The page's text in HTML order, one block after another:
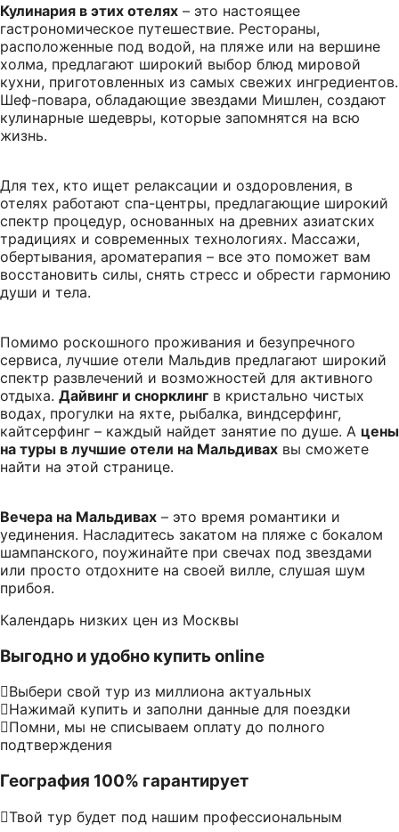
Кулинария в этих отелях – это настоящее
гастрономическое путешествие. Рестораны,
расположенные под водой, на пляже или на вершине
холма, предлагают широкий выбор блюд мировой
кухни, приготовленных из самых свежих ингредиентов.
Шеф-повара, обладающие звездами Мишлен, создают
кулинарные шедевры, которые запомнятся на всю
жизнь.
Для тех, кто ищет релаксации и оздоровления, в
отелях работают спа-центры, предлагающие широкий
спектр процедур, основанных на древних азиатских
традициях и современных технологиях. Массажи,
обертывания, ароматерапия – все это поможет вам
восстановить силы, снять стресс и обрести гармонию
души и тела.
Помимо роскошного проживания и безупречного
сервиса, лучшие отели Мальдив предлагают широкий
спектр развлечений и возможностей для активного
отдыха. Дайвинг и снорклинг в кристально чистых
водах, прогулки на яхте, рыбалка, виндсерфинг,
кайтсерфинг – каждый найдет занятие по душе. А цены
на туры в лучшие отели на Мальдивах вы сможете
найти на этой странице.
Вечера на Мальдивах – это время романтики и
уединения. Насладитесь закатом на пляже с бокалом
шампанского, поужинайте при свечах под звездами
или просто отдохните на своей вилле, слушая шум
прибоя.
Календарь низких цен из Москвы
Выгодно и удобно купить online
Выбери свой тур из миллиона актуальных
Нажимай купить и заполни данные для поездки
Помни, мы не списываем оплату до полного
подтверждения
География 100% гарантирует
Твой тур будет под нашим профессиональным